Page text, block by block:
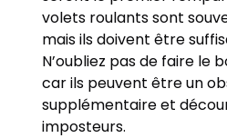
volets roulants sont
mais ils doivent être
N’oubliez pas de faire le
car ils peuvent être un
supplémentaire et
imposteurs.